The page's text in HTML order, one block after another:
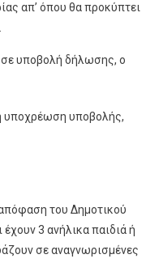
απ’ όπου θα προκύπτει
υποβολή δήλωσης, ο
υποχρέωση υποβολής,
του Δημοτικού
3 ανήλικα παιδιά ή
σε αναγνωρισμένες